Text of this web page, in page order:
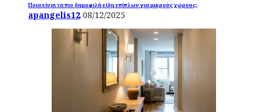
Ποια είναι τα πιο δημοφιλή είδη επίπλων για μικρούς χώρους;
apangelis12 08/12/2025